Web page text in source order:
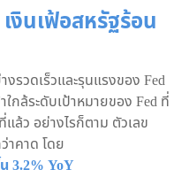
งินเฟ้อสหรัฐร้อน
รวดเร็วและรุนแรงของ Fed
กล้ระดับเป้าหมายของ Fed ที่
ล้ว อย่างไรก็ตาม ตัวเลข
าคาด โดย
3.2% YoY